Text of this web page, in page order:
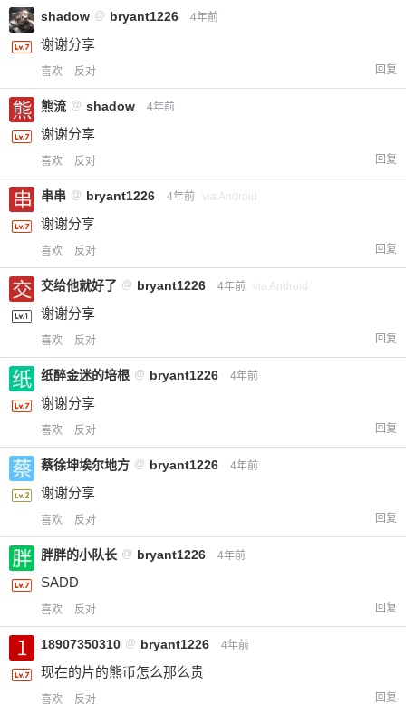
2 5
¥
shadow @ bryant1226 4年前
谢谢分享
喜欢 反对 回复
熊流 @ shadow 4年前
谢谢分享
喜欢 反对 回复
串串 @ bryant1226 4年前 via Android
谢谢分享
喜欢 反对 回复
交给他就好了 @ bryant1226 4年前 via Android
谢谢分享
喜欢 反对 回复
纸醉金迷的培根 @ bryant1226 4年前
谢谢分享
喜欢 反对 回复
蔡徐坤埃尔地方 @ bryant1226 4年前
谢谢分享
喜欢 反对 回复
胖胖的小队长 @ bryant1226 4年前
SADD
喜欢 反对 回复
18907350310 @ bryant1226 4年前
现在的片的熊币怎么那么贵
喜欢 反对 回复